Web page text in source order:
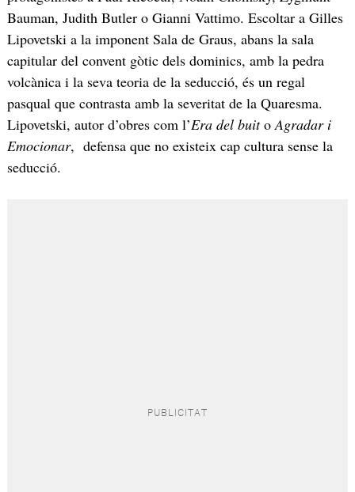
Bauman, Judith Butler o Gianni Vattimo. Escoltar a Gilles
Lipovetski a la imponent Sala de Graus, abans la sala
capitular del convent gòtic dels dominics, amb la pedra
volcànica i la seva teoria de la seducció, és un regal
pasqual que contrasta amb la severitat de la Quaresma.
Lipovetski, autor d’obres com l’Era del buitoAgradar i
Emocionar, defensa que no existeix cap cultura sense la
seducció.